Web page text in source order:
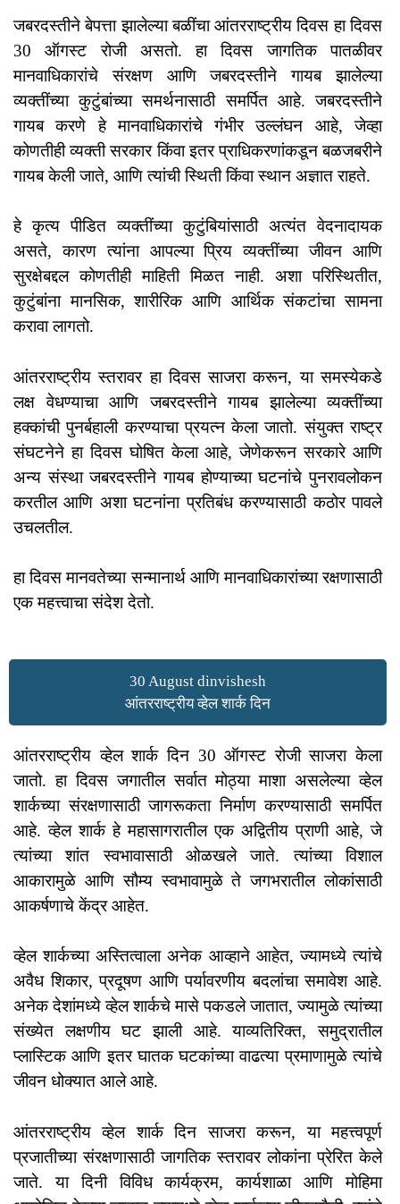
जबरदस्तीने बेपत्ता झालेल्या बळींचा आंतरराष्ट्रीय दिवस हा दिवस
30 ऑगस्ट रोजी असतो. हा दिवस जागतिक पातळीवर
मानवाधिकारांचे संरक्षण आणि जबरदस्तीने गायब झालेल्या
व्यक्तींच्या कुटुंबांच्या समर्थनासाठी समर्पित आहे. जबरदस्तीने
गायब करणे हे मानवाधिकारांचे गंभीर उल्लंघन आहे, जेव्हा
कोणतीही व्यक्ती सरकार किंवा इतर प्राधिकरणांकडून बळजबरीने
गायब केली जाते, आणि त्यांची स्थिती किंवा स्थान अज्ञात राहते.
हे कृत्य पीडित व्यक्तींच्या कुटुंबियांसाठी अत्यंत वेदनादायक
असते, कारण त्यांना आपल्या प्रिय व्यक्तींच्या जीवन आणि
सुरक्षेबद्दल कोणतीही माहिती मिळत नाही. अशा परिस्थितीत,
कुटुंबांना मानसिक, शारीरिक आणि आर्थिक संकटांचा सामना
करावा लागतो.
आंतरराष्ट्रीय स्तरावर हा दिवस साजरा करून, या समस्येकडे
लक्ष वेधण्याचा आणि जबरदस्तीने गायब झालेल्या व्यक्तींच्या
हक्कांची पुनर्बहाली करण्याचा प्रयत्न केला जातो. संयुक्त राष्ट्र
संघटनेने हा दिवस घोषित केला आहे, जेणेकरून सरकारे आणि
अन्य संस्था जबरदस्तीने गायब होण्याच्या घटनांचे पुनरावलोकन
करतील आणि अशा घटनांना प्रतिबंध करण्यासाठी कठोर पावले
उचलतील.
हा दिवस मानवतेच्या सन्मानार्थ आणि मानवाधिकारांच्या रक्षणासाठी
एक महत्त्वाचा संदेश देतो.
30 August dinvishesh
आंतरराष्ट्रीय व्हेल शार्क दिन
आंतरराष्ट्रीय व्हेल शार्क दिन 30 ऑगस्ट रोजी साजरा केला
जातो. हा दिवस जगातील सर्वात मोठ्या माशा असलेल्या व्हेल
शार्कच्या संरक्षणासाठी जागरूकता निर्माण करण्यासाठी समर्पित
आहे. व्हेल शार्क हे महासागरातील एक अद्वितीय प्राणी आहे, जे
त्यांच्या शांत स्वभावासाठी ओळखले जाते. त्यांच्या विशाल
आकारामुळे आणि सौम्य स्वभावामुळे ते जगभरातील लोकांसाठी
आकर्षणाचे केंद्र आहेत.
व्हेल शार्कच्या अस्तित्वाला अनेक आव्हाने आहेत, ज्यामध्ये त्यांचे
अवैध शिकार, प्रदूषण आणि पर्यावरणीय बदलांचा समावेश आहे.
अनेक देशांमध्ये व्हेल शार्कचे मासे पकडले जातात, ज्यामुळे त्यांच्या
संख्येत लक्षणीय घट झाली आहे. याव्यतिरिक्त, समुद्रातील
प्लास्टिक आणि इतर घातक घटकांच्या वाढत्या प्रमाणामुळे त्यांचे
जीवन धोक्यात आले आहे.
आंतरराष्ट्रीय व्हेल शार्क दिन साजरा करून, या महत्त्वपूर्ण
प्रजातीच्या संरक्षणासाठी जागतिक स्तरावर लोकांना प्रेरित केले
जाते. या दिनी विविध कार्यक्रम, कार्यशाळा आणि मोहिमा